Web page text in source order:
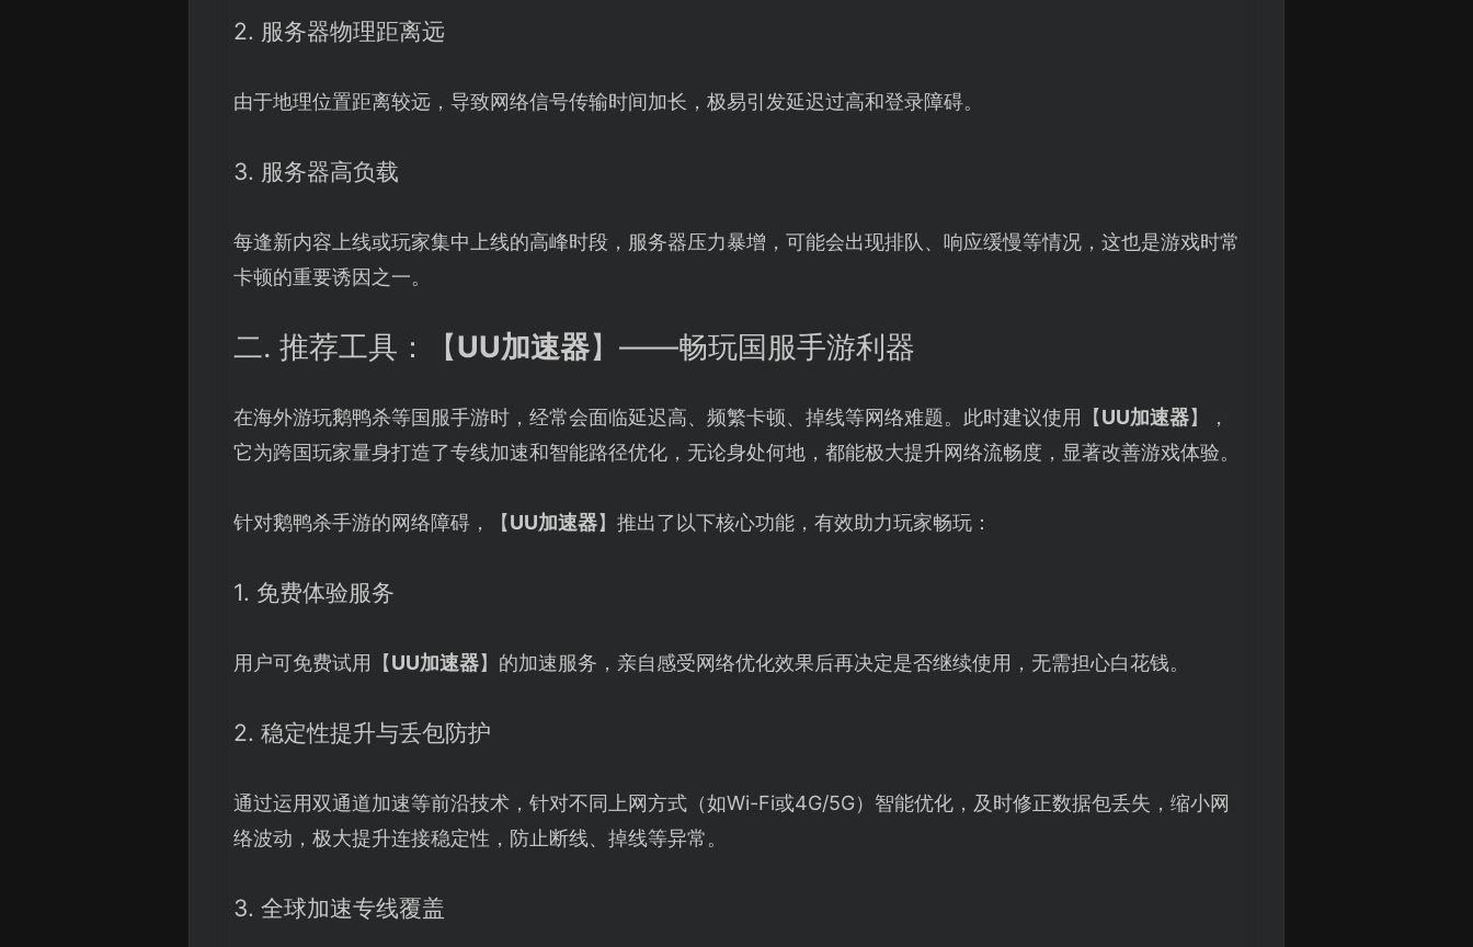
2. 服务器物理距离远
由于地理位置距离较远，导致网络信号传输时间加长，极易引发延迟过高和登录障碍。
3. 服务器高负载
每逢新内容上线或玩家集中上线的高峰时段，服务器压力暴增，可能会出现排队、响应缓慢等情况，这也是游戏时常
卡顿的重要诱因之一。
二. 推荐工具：【UU加速器】——畅玩国服手游利器
在海外游玩鹅鸭杀等国服手游时，经常会面临延迟高、频繁卡顿、掉线等网络难题。此时建议使用【UU加速器】，
它为跨国玩家量身打造了专线加速和智能路径优化，无论身处何地，都能极大提升网络流畅度，显著改善游戏体验。
针对鹅鸭杀手游的网络障碍，【UU加速器】推出了以下核心功能，有效助力玩家畅玩：
1. 免费体验服务
用户可免费试用【UU加速器】的加速服务，亲自感受网络优化效果后再决定是否继续使用，无需担心白花钱。
2. 稳定性提升与丢包防护
通过运用双通道加速等前沿技术，针对不同上网方式（如Wi-Fi或4G/5G）智能优化，及时修正数据包丢失，缩小网
络波动，极大提升连接稳定性，防止断线、掉线等异常。
3. 全球加速专线覆盖